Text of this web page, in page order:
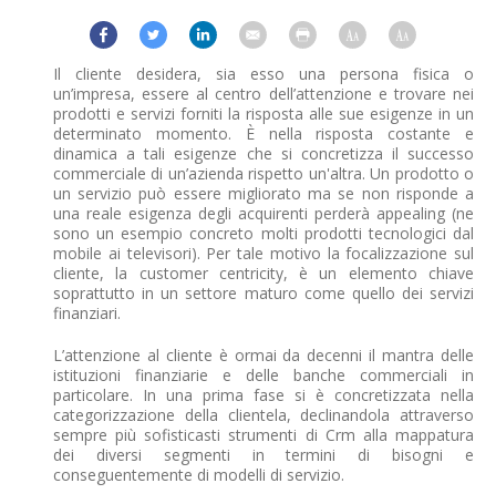
Il cliente desidera, sia esso una persona fisica o
un’impresa, essere al centro dell’attenzione e trovare nei
prodotti e servizi forniti la risposta alle sue esigenze in un
determinato momento. È nella risposta costante e
dinamica a tali esigenze che si concretizza il successo
commerciale di un’azienda rispetto un'altra. Un prodotto o
un servizio può essere migliorato ma se non risponde a
una reale esigenza degli acquirenti perderà appealing (ne
sono un esempio concreto molti prodotti tecnologici dal
mobile ai televisori). Per tale motivo la focalizzazione sul
cliente, la customer centricity, è un elemento chiave
soprattutto in un settore maturo come quello dei servizi
finanziari.
L’attenzione al cliente è ormai da decenni il mantra delle
istituzioni finanziarie e delle banche commerciali in
particolare. In una prima fase si è concretizzata nella
categorizzazione della clientela, declinandola attraverso
sempre più sofisticasti strumenti di Crm alla mappatura
dei diversi segmenti in termini di bisogni e
conseguentemente di modelli di servizio.